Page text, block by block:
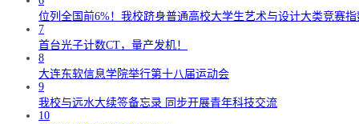
位列全国前6%！我校跻身普通高校大学生艺术与设计大类竞赛指
7
首台光子计数CT，量产发机！
8
大连东软信息学院举行第十八届运动会
9
我校与远水大续签备忘录 同步开展青年科技交流
10